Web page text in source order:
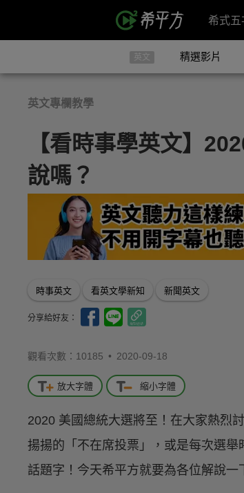
希式五
英文 精選影片
英文專欄教學
【看時事學英文】
說嗎？
時事英文 看英文學新知 新聞英文
分享給好友：
觀看次數：10185 • 2020-09-18
放大字體 縮小字體
2020 美國總統大選將至！在大家熱烈
揚揚的「不在席投票」，或是每次選
話題字！今天希平方就要為各位解說一